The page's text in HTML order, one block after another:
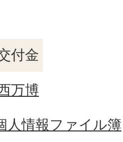
付金
万博
人情報ファイル簿